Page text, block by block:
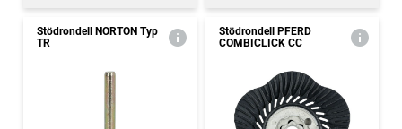
Stödrondell NORTON Typ
TR
Stödrondell PFERD
COMBICLICK CC